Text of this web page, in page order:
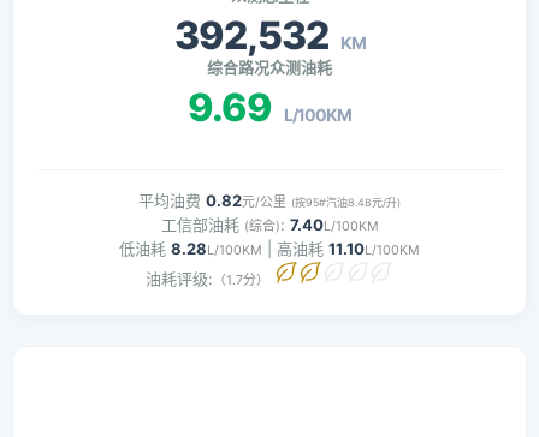
392,532 KM
综合路况众测油耗
9.69 L/100KM
平均油费 0.82元/公里 (按95#汽油8.48元/升)
工信部油耗 (综合): 7.40L/100KM
低油耗 8.28L/100KM | 高油耗 11.10L/100KM
油耗评级: （1.7分）